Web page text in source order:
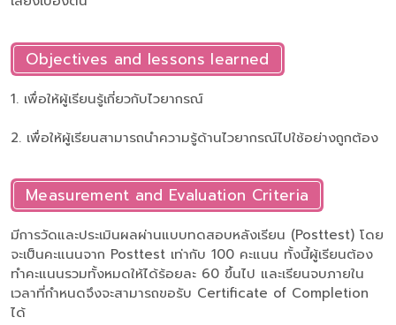
Objectives and lessons learned
1. เพื่อให้ผู้เรียนรู้เกี่ยวกับไวยากรณ์
2. เพื่อให้ผู้เรียนสามารถนำความรู้ด้านไวยากรณ์ไปใช้อย่างถูกต้อง
Measurement and Evaluation Criteria
มีการวัดและประเมินผลผ่านแบบทดสอบหลังเรียน (Posttest) โดย
จะเป็นคะแนนจาก Posttest เท่ากับ 100 คะแนน ทั้งนี้ผู้เรียนต้อง
ทำคะแนนรวมทั้งหมดให้ได้ร้อยละ 60 ขึ้นไป และเรียนจบภายใน
เวลาที่กำหนดจึงจะสามารถขอรับ Certificate of Completion
ได้